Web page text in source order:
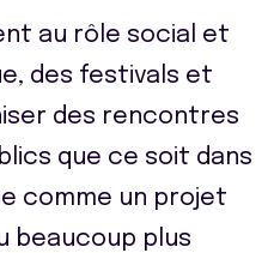
au rôle social et
des festivals et
des rencontres
que ce soit dans
comme un projet
beaucoup plus